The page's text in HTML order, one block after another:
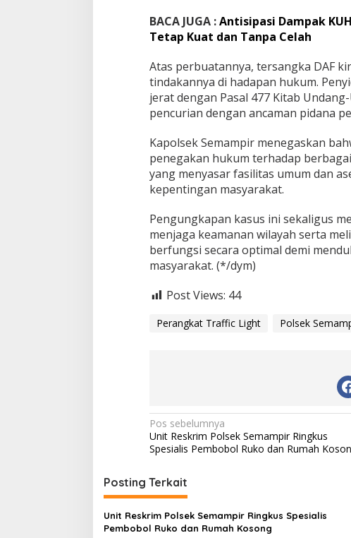
BACA JUGA :Antisipasi Dampak
Tetap Kuat dan Tanpa Celah
Atas perbuatannya, tersangka DAF
tindakannya di hadapan hukum.
jerat dengan Pasal 477 Kitab
pencurian dengan ancaman pidana
Kapolsek Semampir menegaskan
penegakan hukum terhadap
yang menyasar fasilitas umum dan
kepentingan masyarakat.
Pengungkapan kasus ini sekaligus
menjaga keamanan wilayah serta
berfungsi secara optimal demi
masyarakat. (*/dym)
Post Views: 44
Perangkat Traffic Light Polsek
N
a
i
g
a
Pos sebelumnya
Unit Reskrim Polsek Semampir Ringkus
Spesialis Pembobol Ruko dan Rumah
Posting Terkait
Unit Reskrim Polsek Semampir Ringkus Spesialis
Pembobol Ruko dan Rumah Kosong